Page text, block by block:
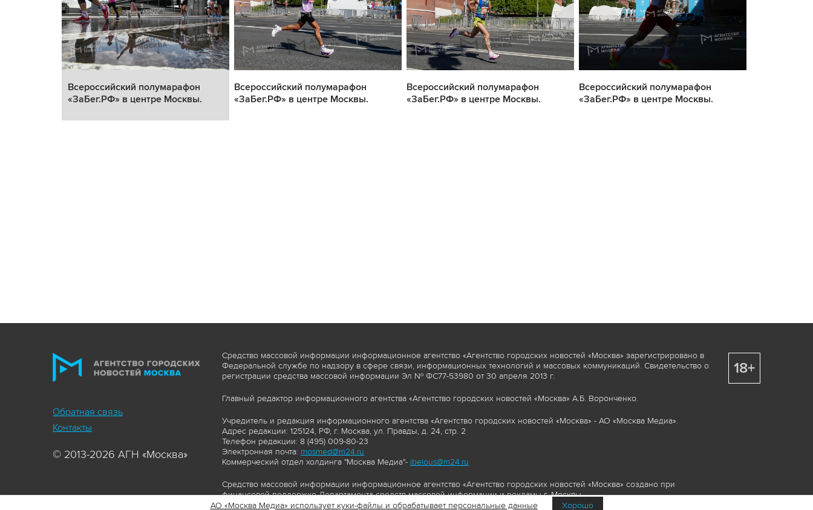
Всероссийский полумарафон
«ЗаБег.РФ» в центре Москвы.
Всероссийский полумарафон
«ЗаБег.РФ» в центре Москвы.
Всероссийский полумарафон
«ЗаБег.РФ» в центре Москвы.
Всероссийский полумарафон
«ЗаБег.РФ» в центре Москвы.
Обратная связь
Контакты
© 2013-2026 АГН «Москва»
Средство массовой информации информационное агентство «Агентство городских новостей «Москва» зарегистрировано в
Федеральной службе по надзору в сфере связи, информационных технологий и массовых коммуникаций. Свидетельство о
регистрации средства массовой информации Эл № ФС77-53980 от 30 апреля 2013 г.
Главный редактор информационного агентства «Агентство городских новостей «Москва» А.Б. Воронченко.
Учредитель и редакция информационного агентства «Агентство городских новостей «Москва» - АО «Москва Медиа».
Адрес редакции: 125124, РФ, г. Москва, ул. Правды, д. 24, стр. 2
Телефон редакции: 8 (495) 009-80-23
Электронная почта: mosmed@m24.ru
Коммерческий отдел холдинга "Москва Медиа"- ibelous@m24.ru
Средство массовой информации информационное агентство «Агентство городских новостей «Москва» создано при
финансовой поддержке Департамента средств массовой информации и рекламы г. Москвы.
18+
АО «Москва Медиа» использует куки-файлы и обрабатывает персональные данные Хорошо